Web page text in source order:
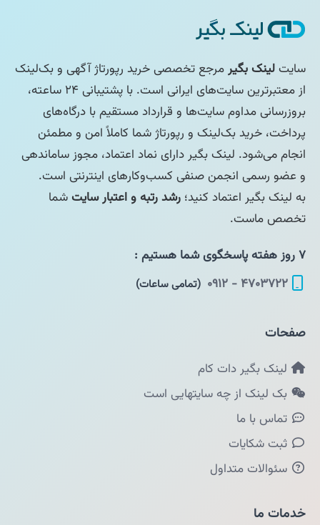
سایتلینک بگیرمرجع تخصصی خرید رپورتاژ آگهی و بک‌لینک
از معتبرترین سایت‌های ایرانی است. با پشتیبانی ۲۴ ساعته،
بروزرسانی مداوم سایت‌ها و قرارداد مستقیم با درگاه‌های
پرداخت، خرید بک‌لینک و رپورتاژ شما کاملاً امن و مطمئن
انجام می‌شود. لینک بگیر دارای نماد اعتماد، مجوز ساماندهی
و عضو رسمی انجمن صنفی کسب‌وکارهای اینترنتی است.
به لینک بگیر اعتماد کنید؛ رشد رتبه و اعتبار سایتشما
تخصص ماست.
۷ روز هفته پاسخگوی شما هستیم :
۴۷۰۳۷۲۲ - ۰۹۱۲
(تمامی ساعات)
صفحات
لینک بگیر دات کام
بک لینک از چه سایتهایی است
تماس با ما
ثبت شکایات
سئوالات متداول
خدمات ما